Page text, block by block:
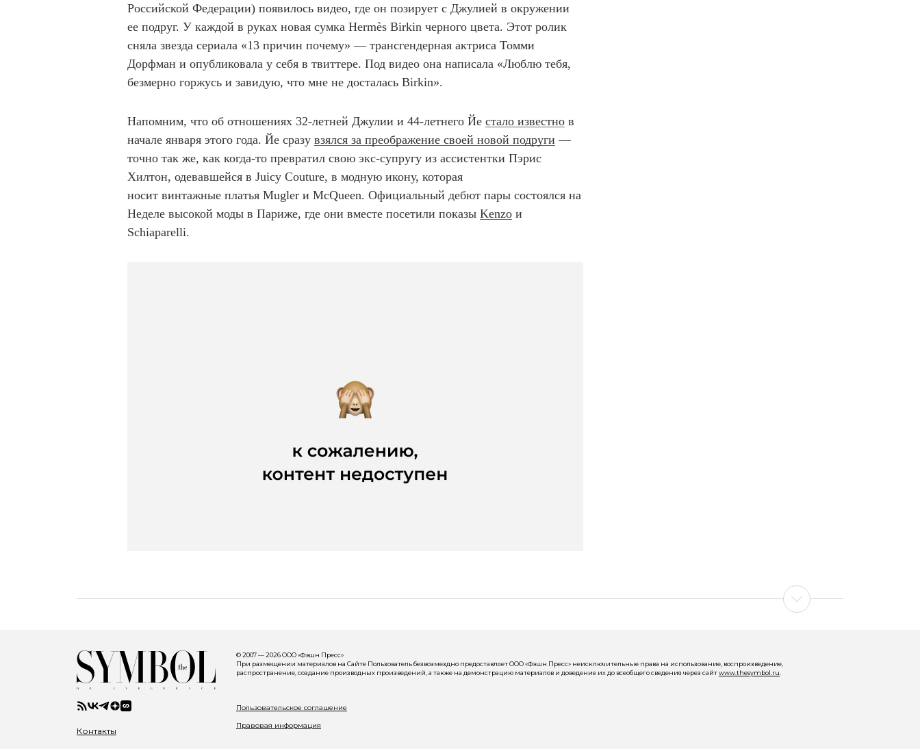
Российской Федерации) появилось видео, где он позирует с Джулией в окружении
ее подруг. У каждой в руках новая сумка Hermès Birkin черного цвета. Этот ролик
сняла звезда сериала «13 причин почему» — трансгендерная актриса Томми
Дорфман и опубликовала у себя в твиттере. Под видео она написала «Люблю тебя,
безмерно горжусь и завидую, что мне не досталась Birkin».
Напомним, что об отношениях 32-летней Джулии и 44-летнего Йе стало известно в
начале января этого года. Йе сразу взялся за преображение своей новой подруги —
точно так же, как когда-то превратил свою экс-супругу из ассистентки Пэрис
Хилтон, одевавшейся в Juicy Couture, в модную икону, которая
носит винтажные платья Mugler и McQueen. Официальный дебют пары состоялся на
Неделе высокой моды в Париже, где они вместе посетили показы Kenzo и
Schiaparelli.
Контакты
Пользовательское соглашение
Правовая информация
© 2007 — 2026 ООО «Фэшн Пресс»
При размещении материалов на Сайте Пользователь безвозмездно предоставляет ООО «Фэшн Пресс» неисключительные права на использование, воспроизведение,
распространение, создание производных произведений, а также на демонстрацию материалов и доведение их до всеобщего сведения через сайтwww.thesymbol.ru.